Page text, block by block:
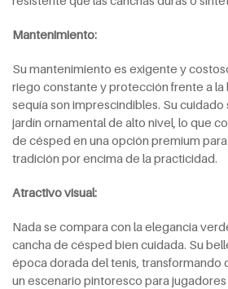
Mantenimiento:
Su mantenimiento es exigente y
riego constante y protección frente a la
sequía son imprescindibles. Su cuidado
jardín ornamental de alto nivel, lo que
de césped en una opción premium
tradición por encima de la practicidad.
Atractivo visual:
Nada se compara con la elegancia
cancha de césped bien cuidada. Su
época dorada del tenis, transformando
un escenario pintoresco para